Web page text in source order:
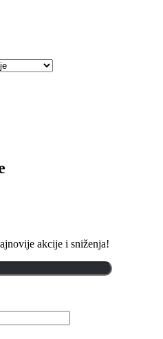
akcije i sniženja!